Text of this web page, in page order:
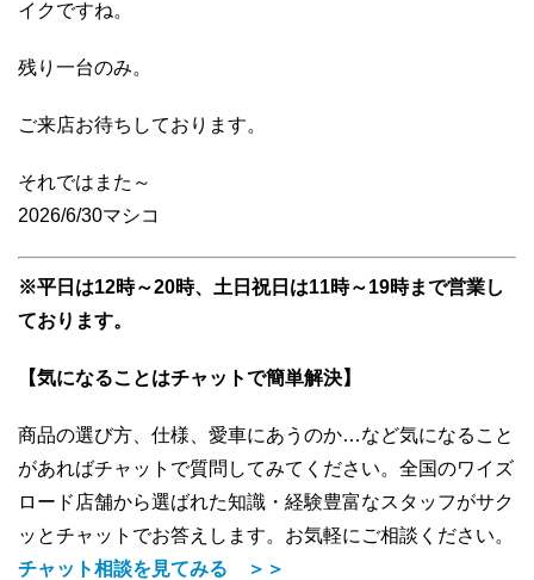
イクですね。
残り一台のみ。
ご来店お待ちしております。
それではまた～
2026/6/30マシコ
※平日は12時～20時、土日祝日は11時～19時まで営業し
ております。
【気になることはチャットで簡単解決】
商品の選び方、仕様、愛車にあうのか…など気になること
があればチャットで質問してみてください。全国のワイズ
ロード店舗から選ばれた知識・経験豊富なスタッフがサク
ッとチャットでお答えします。お気軽にご相談ください。
チャット相談を見てみる ＞＞